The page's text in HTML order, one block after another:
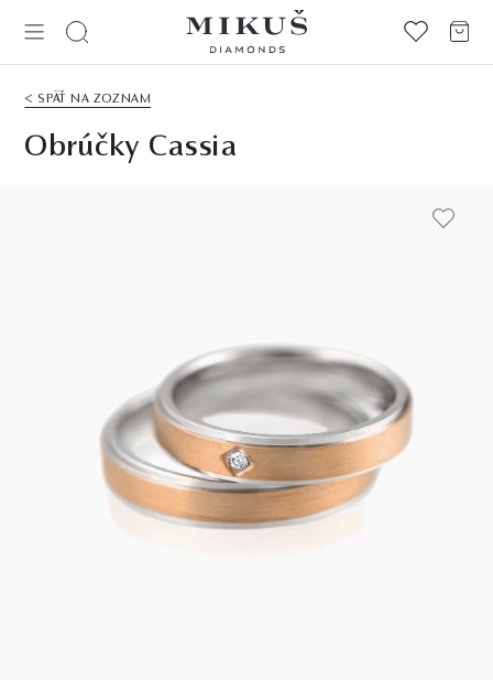
< SPÄŤ NA ZOZNAM
Obrúčky Cassia